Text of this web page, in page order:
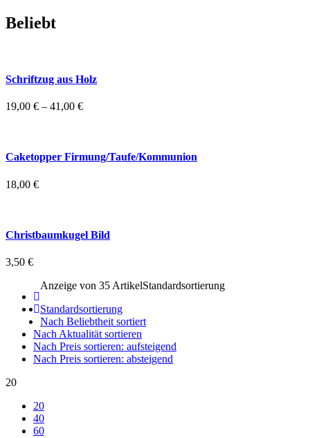
Beliebt
Schriftzug aus Holz
19,00 € – 41,00 €
Caketopper Firmung/Taufe/Kommunion
18,00 €
Christbaumkugel Bild
3,50 €
Anzeige von 35 ArtikelStandardsortierung
Standardsortierung
Nach Beliebtheit sortiert
Nach Aktualität sortieren
Nach Preis sortieren: aufsteigend
Nach Preis sortieren: absteigend
20
20
40
60